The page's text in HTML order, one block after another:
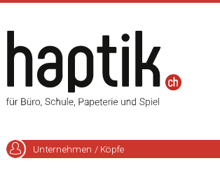
Unternehmen / Köpfe